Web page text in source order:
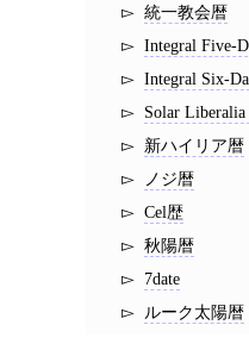
統一教会暦
Integral Five-
Integral Six-
Solar
新ハイリア暦
ノジ暦
Cel歴
秋陽暦
7date
ルーク太陽暦